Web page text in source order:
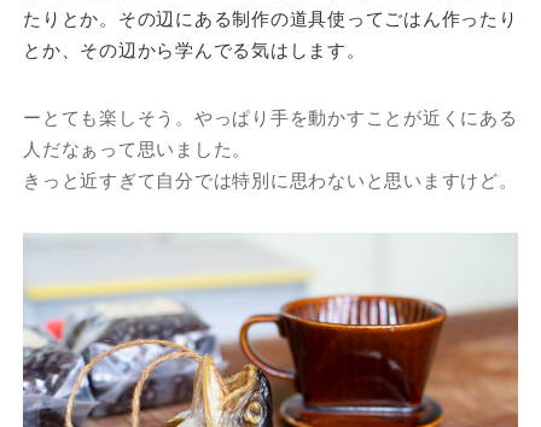
たりとか。その辺にある制作の道具使ってごはん作ったり
とか、その辺から学んでる気はします。
ーとても楽しそう。やっぱり手を動かすことが近くにある
人だなぁって思いました。
きっと近すぎて自分では特別に思わないと思いますけど。